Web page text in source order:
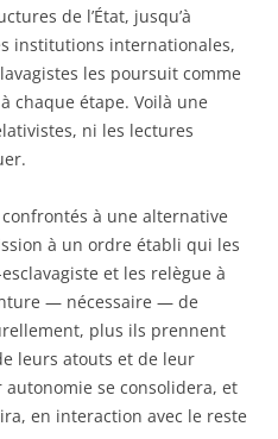
de l’État, jusqu’à
institutions internationales,
les poursuit comme
chaque étape. Voilà une
ni les lectures
à une alternative
à un ordre établi qui les
et les relègue à
— nécessaire — de
plus ils prennent
leurs atouts et de leur
se consolidera, et
en interaction avec le reste